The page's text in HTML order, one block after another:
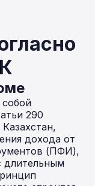
290
дохода от
(ПФИ),
длительным